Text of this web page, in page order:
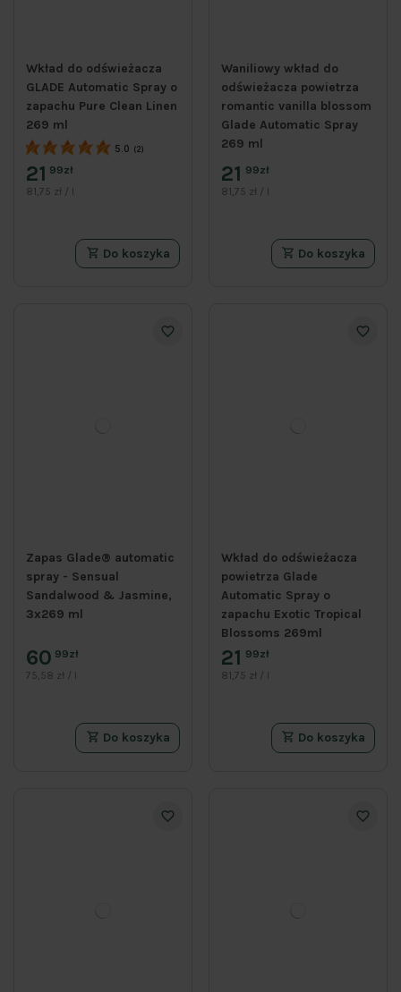
Wkład do odświeżacza
GLADE Automatic Spray o
zapachu Pure Clean Linen
269 ml
5.0 (2)
21 99zł
81,75 zł / l
Do koszyka
Waniliowy wkład do
odświeżacza powietrza
romantic vanilla blossom
Glade Automatic Spray
269 ml
21 99zł
81,75 zł / l
Do koszyka
Zapas Glade® automatic
spray - Sensual
Sandalwood & Jasmine,
3x269 ml
60 99zł
75,58 zł / l
Do koszyka
Wkład do odświeżacza
powietrza Glade
Automatic Spray o
zapachu Exotic Tropical
Blossoms 269ml
21 99zł
81,75 zł / l
Do koszyka